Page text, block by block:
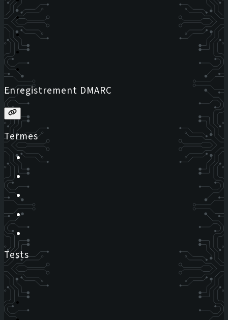
Enregistrement DMARC
Termes
Tests